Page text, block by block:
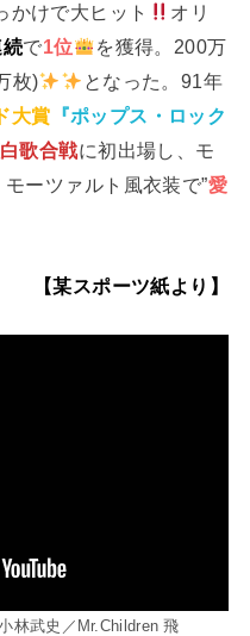
かけで大ヒット
オリ
で1位
を獲得。200万
枚)
となった。91年
大賞 『ポップス・ロック
歌合戦に初出場し、モ
ーツァルト風衣装で”愛
【某スポーツ紙より】
林武史／Mr.Children 飛